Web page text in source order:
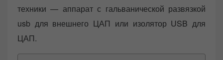
техники — аппарат с гальванической развязкой
usb для внешнего ЦАП или изолятор USB для
ЦАП.